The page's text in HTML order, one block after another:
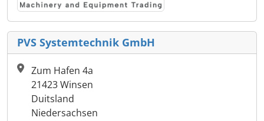
PVS Systemtechnik GmbH
Zum Hafen 4a
21423 Winsen
Duitsland
Niedersachsen